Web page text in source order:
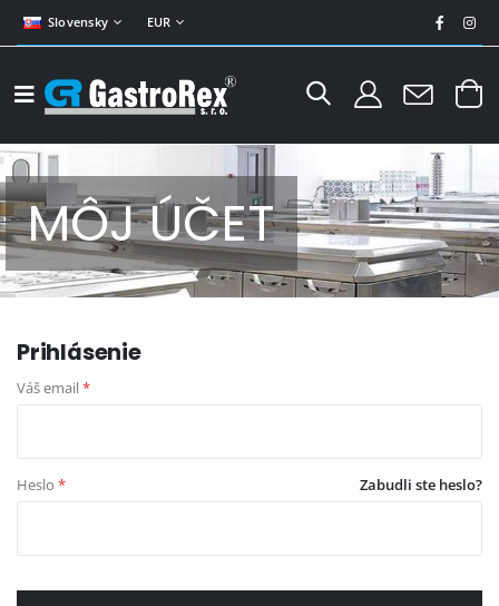
Slovensky EUR
MÔJ ÚČET
Prihlásenie
Váš email*
Heslo * Zabudli ste heslo?